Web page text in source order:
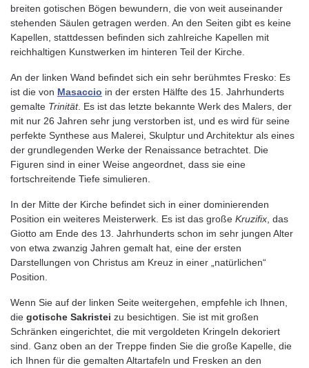
breiten gotischen Bögen bewundern, die von weit auseinander
stehenden Säulen getragen werden. An den Seiten gibt es keine
Kapellen, stattdessen befinden sich zahlreiche Kapellen mit
reichhaltigen Kunstwerken im hinteren Teil der Kirche.
An der linken Wand befindet sich ein sehr berühmtes Fresko: Es
ist die von Masaccio in der ersten Hälfte des 15. Jahrhunderts
gemalte Trinität. Es ist das letzte bekannte Werk des Malers, der
mit nur 26 Jahren sehr jung verstorben ist, und es wird für seine
perfekte Synthese aus Malerei, Skulptur und Architektur als eines
der grundlegenden Werke der Renaissance betrachtet. Die
Figuren sind in einer Weise angeordnet, dass sie eine
fortschreitende Tiefe simulieren.
In der Mitte der Kirche befindet sich in einer dominierenden
Position ein weiteres Meisterwerk. Es ist das große Kruzifix , das
Giotto am Ende des 13. Jahrhunderts schon im sehr jungen Alter
von etwa zwanzig Jahren gemalt hat, eine der ersten
Darstellungen von Christus am Kreuz in einer „natürlichen“
Position.
Wenn Sie auf der linken Seite weitergehen, empfehle ich Ihnen,
die gotische Sakristei zu besichtigen. Sie ist mit großen
Schränken eingerichtet, die mit vergoldeten Kringeln dekoriert
sind. Ganz oben an der Treppe finden Sie die große Kapelle, die
ich Ihnen für die gemalten Altartafeln und Fresken an den